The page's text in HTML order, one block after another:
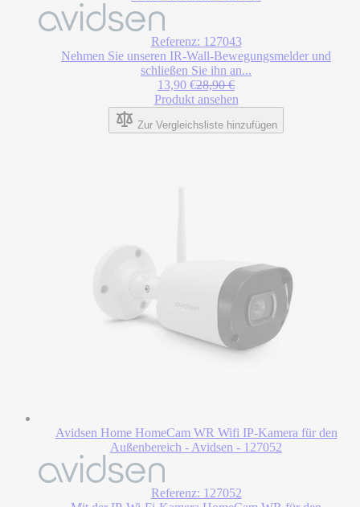
Referenz: 127043
Nehmen Sie unseren IR-Wall-Bewegungsmelder und
schließen Sie ihn an...
Sonderpreis
13,90 € Regulärer Preis
28,90 €
Produkt ansehen
Zur Vergleichsliste hinzufügen
Avidsen Home HomeCam WR Wifi IP-Kamera für den
Außenbereich - Avidsen - 127052
Referenz: 127052